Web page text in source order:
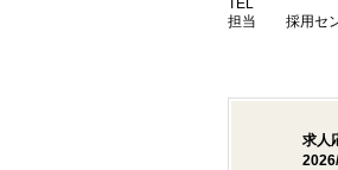
TEL
担当 採用セ
求人